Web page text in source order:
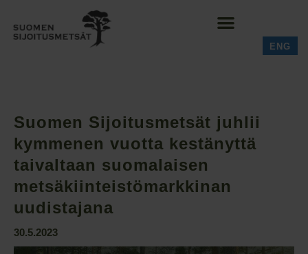
ENG
Suomen Sijoitusmetsät juhlii
kymmenen vuotta kestänyttä
taivaltaan suomalaisen
metsäkiinteistömarkkinan
uudistajana
30.5.2023